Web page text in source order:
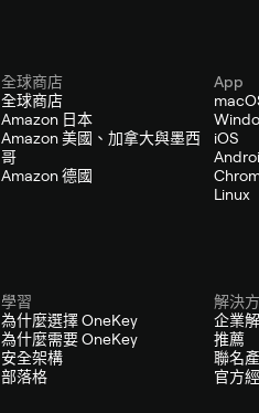
全球商店
全球商店
Amazon 日本
Amazon 美國、加拿大與墨西
哥
Amazon 德國
App
iOS
Linux
學習
為什麼選擇 OneKey
為什麼需要 OneKey
安全架構
部落格
解決
企業
推薦
聯名
官方